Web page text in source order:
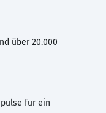
über 20.000
für ein